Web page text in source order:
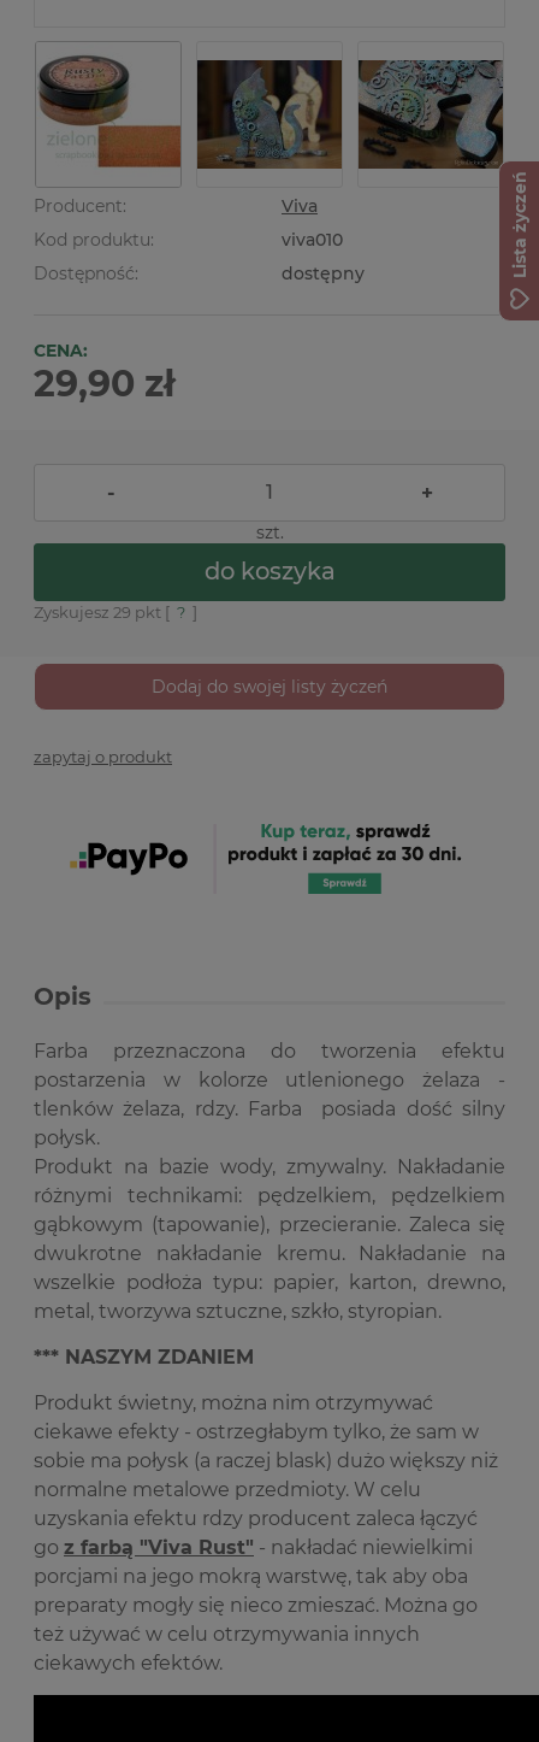
Producent:
Viva
Kod produktu:
viva010
Dostępność:
dostępny
CENA:
29,90 zł
- +
szt.
do koszyka
Zyskujesz 29 pkt [ ? ]
Dodaj do swojej listy życzeń
zapytaj o produkt
Opis
Farba przeznaczona do tworzenia efektu
postarzenia w kolorze utlenionego żelaza -
tlenków żelaza, rdzy. Farba posiada dość silny
połysk.
Produkt na bazie wody, zmywalny. Nakładanie
różnymi technikami: pędzelkiem, pędzelkiem
gąbkowym (tapowanie), przecieranie. Zaleca się
dwukrotne nakładanie kremu. Nakładanie na
wszelkie podłoża typu: papier, karton, drewno,
metal, tworzywa sztuczne, szkło, styropian.
*** NASZYM ZDANIEM
Produkt świetny, można nim otrzymywać
ciekawe efekty - ostrzegłabym tylko, że sam w
sobie ma połysk (a raczej blask) dużo większy niż
normalne metalowe przedmioty. W celu
uzyskania efektu rdzy producent zaleca łączyć
go z farbą "Viva Rust" - nakładać niewielkimi
porcjami na jego mokrą warstwę, tak aby oba
preparaty mogły się nieco zmieszać. Można go
też używać w celu otrzymywania innych
ciekawych efektów.
Lista życzeń